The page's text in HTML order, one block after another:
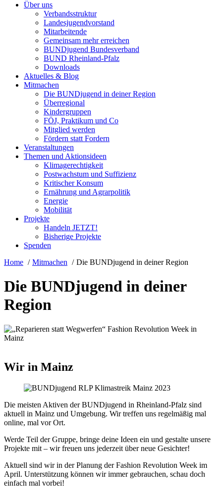
Über uns
Verbandsstruktur
Landesjugendvorstand
Mitarbeitende
Gemeinsam mehr erreichen
BUNDjugend Bundesverband
BUND Rheinland-Pfalz
Downloads
Aktuelles & Blog
Mitmachen
Die BUNDjugend in deiner Region
Überregional
Kindergruppen
FÖJ, Praktikum und Co
Mitglied werden
Fördern statt Fordern
Veranstaltungen
Themen und Aktionsideen
Klimagerechtigkeit
Postwachstum und Suffizienz
Kritischer Konsum
Ernährung und Agrarpolitik
Energie
Mobilität
Projekte
Handeln JETZT!
Bisherige Projekte
Spenden
Home
Mitmachen Die BUNDjugend in deiner Region
Die BUNDjugend in deiner
Region
Wir in Mainz
Die meisten Aktiven der BUNDjugend in Rheinland-Pfalz sind
aktuell in Mainz und Umgebung. Wir treffen uns regelmäßig mal
online, mal vor Ort.
Werde Teil der Gruppe, bringe deine Ideen ein und gestalte unsere
Projekte mit – wir freuen uns jederzeit über neue Gesichter!
Aktuell sind wir in der Planung der Fashion Revolution Week im
April. Unterstützung können wir immer gebrauchen, schau doch
einfach mal vorbei!